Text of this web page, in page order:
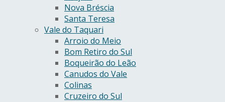
Nova Bréscia
Santa Teresa
Vale do Taquari
Arroio do Meio
Bom Retiro do Sul
Boqueirão do Leão
Canudos do Vale
Colinas
Cruzeiro do Sul